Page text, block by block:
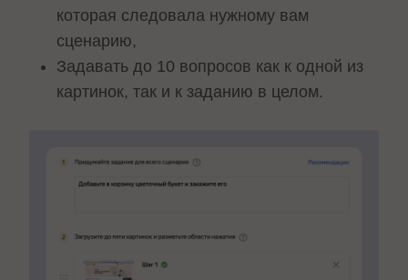
которая следовала нужному вам
сценарию,
Задавать до 10 вопросов как к одной из
картинок, так и к заданию в целом.